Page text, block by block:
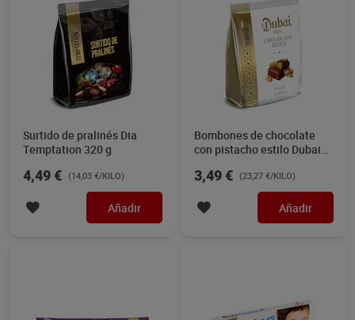
Surtido de pralinés Dia
Temptation 320 g
4,49 € (14,03 €/KILO)
Añadir
Bombones de chocolate
con pistacho estilo Dubai
3,49 € (23,27 €/KILO)
Añadir